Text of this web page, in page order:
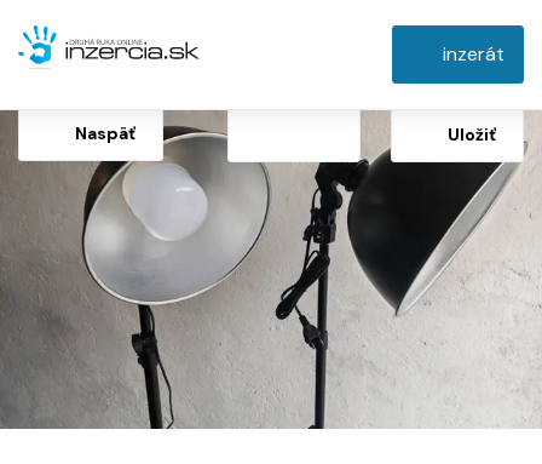
inzerát
Naspäť Uložiť